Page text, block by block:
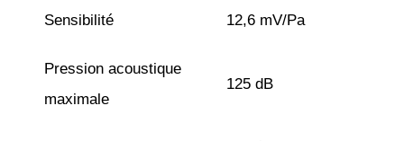
Sensibilité 12,6 mV/Pa
Pression acoustique
maximale
125 dB